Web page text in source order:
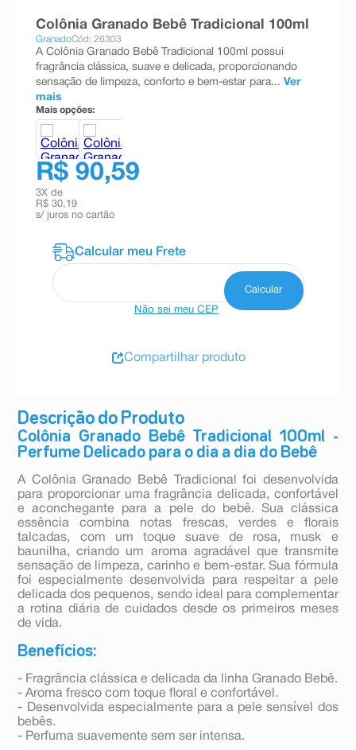
Descrição do Produto
Colônia Granado Bebê Tradicional 100ml -
Perfume Delicado para o dia a dia do Bebê
A Colônia Granado Bebê Tradicional foi desenvolvida
para proporcionar uma fragrância delicada, confortável
e aconchegante para a pele do bebê. Sua clássica
essência combina notas frescas, verdes e florais
talcadas, com um toque suave de rosa, musk e
baunilha, criando um aroma agradável que transmite
sensação de limpeza, carinho e bem-estar. Sua fórmula
foi especialmente desenvolvida para respeitar a pele
delicada dos pequenos, sendo ideal para complementar
a rotina diária de cuidados desde os primeiros meses
de vida.
Benefícios:
- Fragrância clássica e delicada da linha Granado Bebê.
- Aroma fresco com toque floral e confortável.
- Desenvolvida especialmente para a pele sensível dos
bebês.
- Perfuma suavemente sem ser intensa.
Colônia Granado Bebê Tradicional 100ml
GranadoCód: 26303
A Colônia Granado Bebê Tradicional 100ml possui
fragrância clássica, suave e delicada, proporcionando
sensação de limpeza, conforto e bem-estar para... Ver
mais
Mais opções:
R$ 90,59
3X de
R$ 30,19
s/ juros no cartão
Não sei meu CEP
Compartilhar produto
teste gravidez
esmalte
ºabsorvente